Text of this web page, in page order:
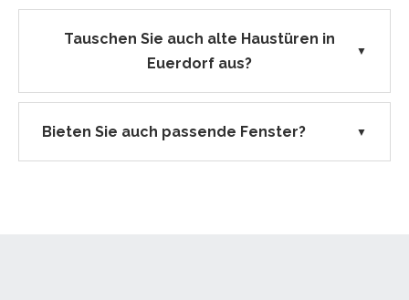
Tauschen Sie auch alte Haustüren in
Euerdorf aus?
▼
Bieten Sie auch passende Fenster? ▼